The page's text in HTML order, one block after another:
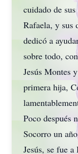
cuidado de
Rafaela, y sus
dedicó a
sobre todo,
Jesús Montes
primera hija,
Poco después
Socorro un
Jesús, se fue